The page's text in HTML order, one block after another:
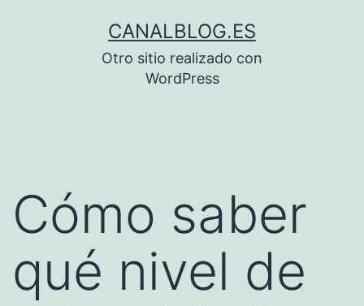
CANALBLOG.ES
Otro sitio realizado con
WordPress
Cómo saber
qué nivel de